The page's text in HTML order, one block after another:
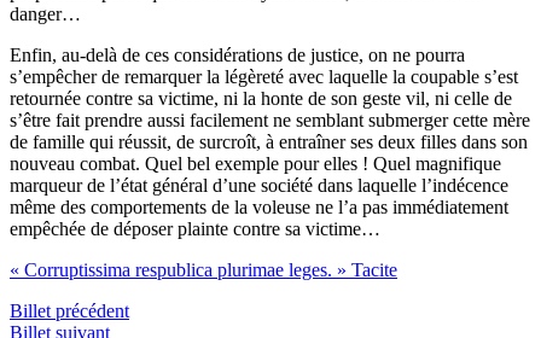
danger…
Enfin, au-delà de ces considérations de justice, on ne pourra
s’empêcher de remarquer la légèreté avec laquelle la coupable s’est
retournée contre sa victime, ni la honte de son geste vil, ni celle de
s’être fait prendre aussi facilement ne semblant submerger cette mère
de famille qui réussit, de surcroît, à entraîner ses deux filles dans son
nouveau combat. Quel bel exemple pour elles ! Quel magnifique
marqueur de l’état général d’une société dans laquelle l’indécence
même des comportements de la voleuse ne l’a pas immédiatement
empêchée de déposer plainte contre sa victime…
« Corruptissima respublica plurimae leges. » Tacite
Billet précédent
Billet suivant